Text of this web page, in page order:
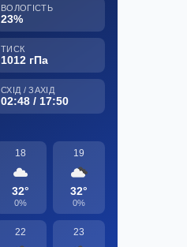
ВОЛОГІСТЬ
23%
ТИСК
1012 гПа
СХІД / ЗАХІД
02:48 / 17:50
18
32°
0%
19
32°
0%
22 23